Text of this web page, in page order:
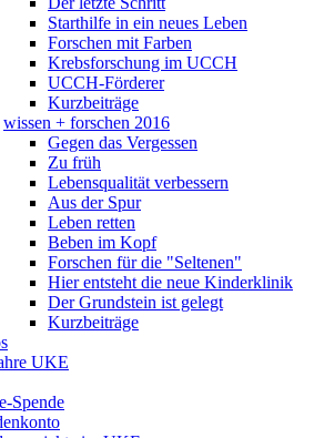
Starthilfe in ein neues Leben
Forschen mit Farben
Krebsforschung im UCCH
UCCH-Förderer
Kurzbeiträge
wissen + forschen 2016
Gegen das Vergessen
Zu früh
Lebensqualität verbessern
Aus der Spur
Leben retten
Beben im Kopf
Forschen für die "Seltenen"
Hier entsteht die neue Kinderklinik
Der Grundstein ist gelegt
Kurzbeiträge
UKE
Spende